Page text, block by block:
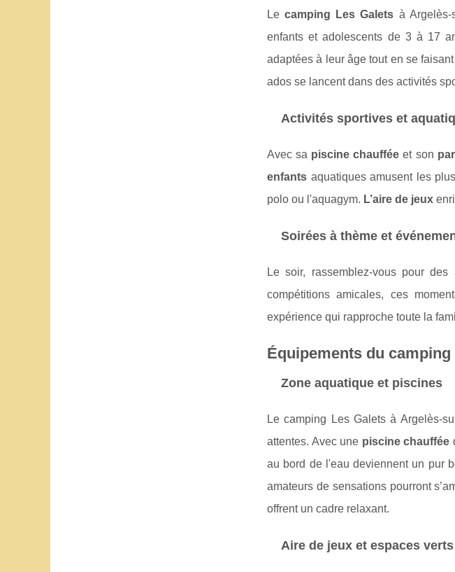
Lecamping Les Galets à
enfants et adolescents de 3 à 17
adaptées à leur âge tout en se
ados se lancent dans des activités
Activités sportives et
Avec sa piscine chauffée et son
enfants aquatiques amusent les
polo ou l'aquagym. L’aire de jeux
Soirées à thème et
Le soir, rassemblez-vous pour des
compétitions amicales, ces
expérience qui rapproche toute la
Équipements du camping
Zone aquatique et piscines
Le camping Les Galets à Argelès-
attentes. Avec une piscine chauffée
au bord de l'eau deviennent un pur
amateurs de sensations pourront
offrent un cadre relaxant.
Aire de jeux et espaces verts